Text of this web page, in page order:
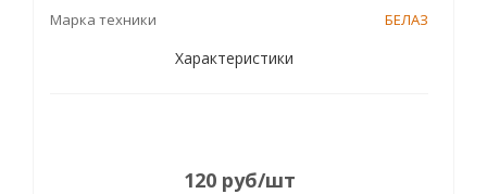
Марка техники
БЕЛАЗ
Характеристики
120 руб/шт